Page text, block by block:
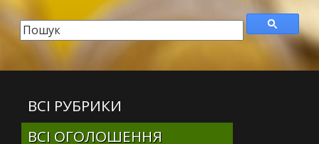
ВСІ РУБРИКИ
ВСІ ОГОЛОШЕННЯ